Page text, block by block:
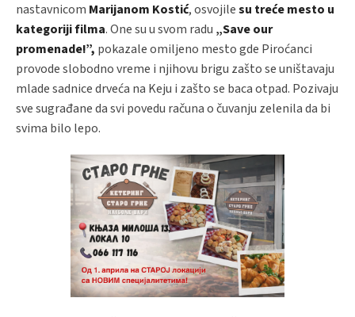
nastavnicom Marijanom Kostić, osvojilesu treće mesto u
kategoriji filma. One su u svom radu „Save our
promenade!”, pokazale omiljeno mesto gde Piroćanci
provode slobodno vreme i njihovu brigu zašto se uništavaju
mlade sadnice drveća na Keju i zašto se baca otpad. Pozivaju
sve sugrađane da svi povedu računa o čuvanju zelenila da bi
svima bilo lepo.